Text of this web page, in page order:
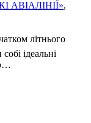
АВІАЛІНІЇ»,
літнього
ідеальні